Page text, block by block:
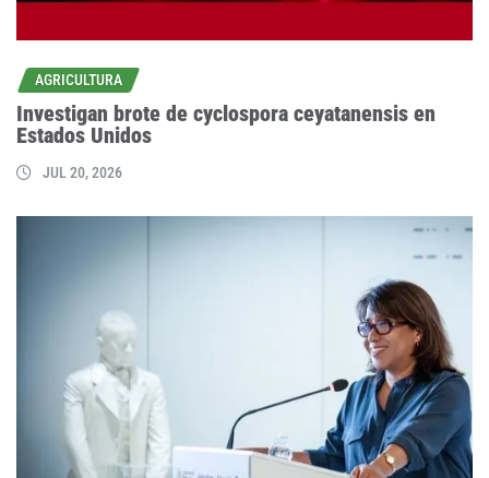
AGRICULTURA
Investigan brote de cyclospora ceyatanensis en
Estados Unidos
JUL 20, 2026